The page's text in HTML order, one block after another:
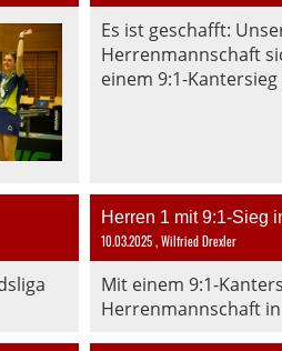
Es ist geschafft:
Herrenmannschaft
einem 9:1-Kantersieg
Herren 1 mit 9:1-Sieg
10.03.2025, Wilfried Drexler
Mit einem 9:1-
Herrenmannschaft